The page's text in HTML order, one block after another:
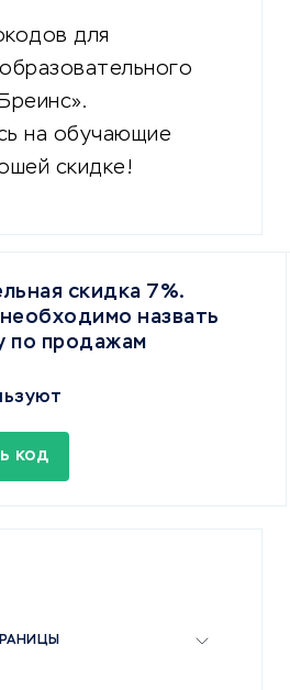
для
на обучающие
скидке!
скидка 7%.
назвать
по продажам
код